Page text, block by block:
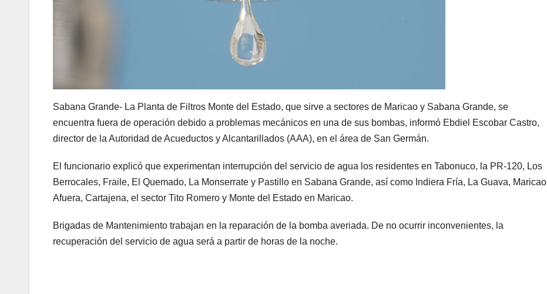
Sabana Grande- La Planta de Filtros Monte del Estado, que sirve a sectores de Maricao y Sabana Grande, se
encuentra fuera de operación debido a problemas mecánicos en una de sus bombas, informó Ebdiel Escobar Castro,
director de la Autoridad de Acueductos y Alcantarillados (AAA), en el área de San Germán.
El funcionario explicó que experimentan interrupción del servicio de agua los residentes en Tabonuco, la PR-120, Los
Berrocales, Fraile, El Quemado, La Monserrate y Pastillo en Sabana Grande, así como Indiera Fría, La Guava, Maricao
Afuera, Cartajena, el sector Tito Romero y Monte del Estado en Maricao.
Brigadas de Mantenimiento trabajan en la reparación de la bomba averiada. De no ocurrir inconvenientes, la
recuperación del servicio de agua será a partir de horas de la noche.